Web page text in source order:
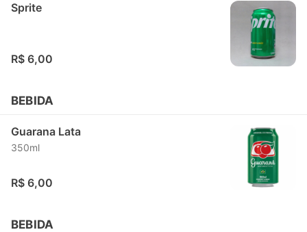
Sprite
R$ 6,00
BEBIDA
Guarana Lata
350ml
R$ 6,00
BEBIDA